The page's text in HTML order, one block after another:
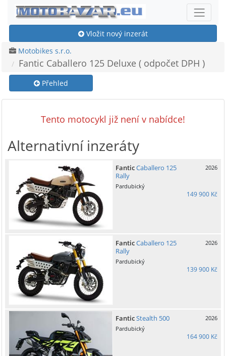
Vložit nový inzerát
Motobikes s.r.o.
Fantic Caballero 125 Deluxe ( odpočet DPH )
Přehled
Tento motocykl již není v nabídce!
Alternativní inzeráty
FanticCaballero 125
Rally
2026
Pardubický
149 900 Kč
FanticCaballero 125
Rally
2026
Pardubický
139 900 Kč
FanticStealth 500
2026
Pardubický
164 900 Kč